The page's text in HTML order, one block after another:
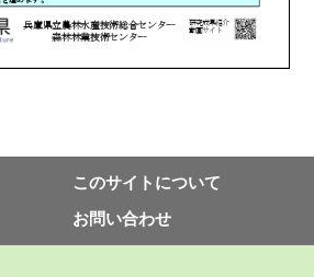
このサイトについて
お問い合わせ